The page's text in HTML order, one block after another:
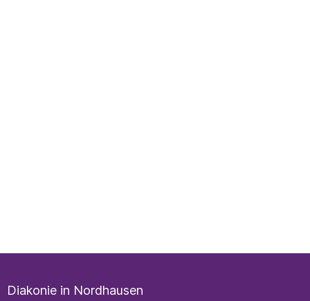
Diakonie in Nordhausen